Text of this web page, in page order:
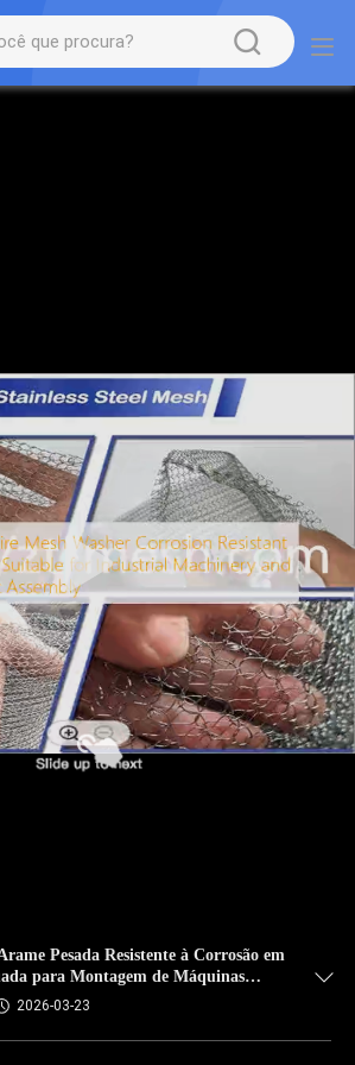
Pesada Resistente à Corrosão em
para Montagem de Máquinas
Automotivos
2026-03-23